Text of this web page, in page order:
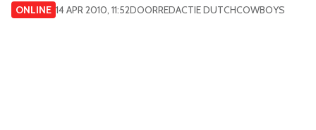
ONLINE 14 APR 2010, 11:52DOORREDACTIE DUTCHCOWBOYS